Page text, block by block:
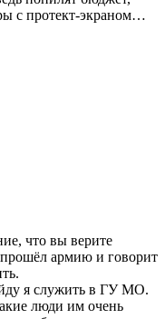
с протект-экраном…
что вы верите
армию и говорит
я служить в ГУ МО.
люди им очень